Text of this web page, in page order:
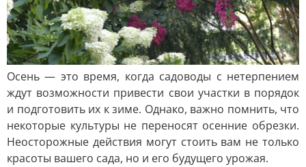
Осень — это время, когда садоводы с нетерпением
ждут возможности привести свои участки в порядок
и подготовить их к зиме. Однако, важно помнить, что
некоторые культуры не переносят осенние обрезки.
Неосторожные действия могут стоить вам не только
красоты вашего сада, но и его будущего урожая.